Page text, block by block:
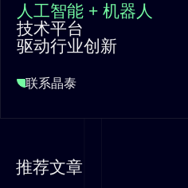
人工智能 + 机器人
技术平台
驱动行业创新
联系晶泰
推荐文章